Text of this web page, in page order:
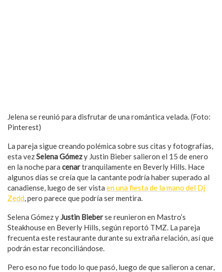
Jelena se reunió para disfrutar de una romántica velada. (Foto:
Pinterest)
La pareja sigue creando polémica sobre sus citas y fotografías,
esta vezSelena Gómezy Justin Bieber salieron el 15 de enero
en la noche para cenartranquilamente en Beverly Hills. Hace
algunos días se creía que la cantante podría haber superado al
canadiense, luego de ser vista en una fiesta de la mano del Dj
Zedd, pero parece que podría ser mentira.
Selena Gómez yJustin Bieberse reunieron en Mastro’s
Steakhouse en Beverly Hills, según reportó TMZ. La pareja
frecuenta este restaurante durante su extraña relación, así que
podrán estar reconciliándose.
Pero eso no fue todo lo que pasó, luego de que salieron a cenar,